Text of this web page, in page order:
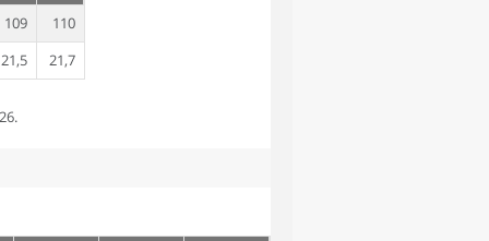
109
110
21,5
21,7